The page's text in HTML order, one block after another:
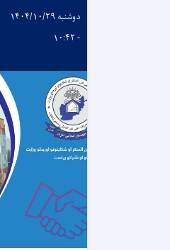
دوشنبه ۱۴۰۴/۱۰/۲۹
- ۱۰:۴۲